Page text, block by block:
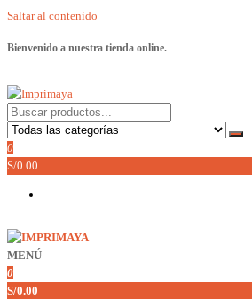
Saltar al contenido
Bienvenido a nuestra tienda online.
Imprimaya
Lo tenemos todo!
0
S/0.00
Imprimaya
Lo tenemos todo!
MENÚ
0
S/0.00